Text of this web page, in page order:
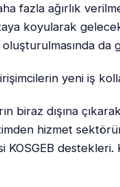
fazla ağırlık
koyularak
oluşturulmasında
yeni iş
biraz dışına
hizmet
KOSGEB